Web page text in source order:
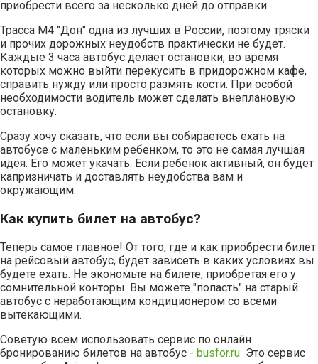
приобрести всего за несколько дней до отправки.
Трасса М4 "Дон" одна из лучших в России, поэтому тряски
и прочих дорожных неудобств практически не будет.
Каждые 3 часа автобус делает остановки, во время
которых можно выйти перекусить в придорожном кафе,
справить нужду или просто размять кости. При особой
необходимости водитель может сделать внеплановую
остановку.
Сразу хочу сказать, что если вы собираетесь ехать на
автобусе с маленьким ребенком, то это не самая лучшая
идея. Его может укачать. Если ребенок активный, он будет
капризничать и доставлять неудобства вам и
окружающим.
Как купить билет на автобус?
Теперь самое главное! От того, где и как приобрести билет
на рейсовый автобус, будет зависеть в каких условиях вы
будете ехать. Не экономьте на билете, приобретая его у
сомнительной конторы. Вы можете "попасть" на старый
автобус с неработающим кондиционером со всеми
вытекающими.
Советую всем использовать сервис по онлайн
бронированию билетов на автобус - busfor.ru Это сервис